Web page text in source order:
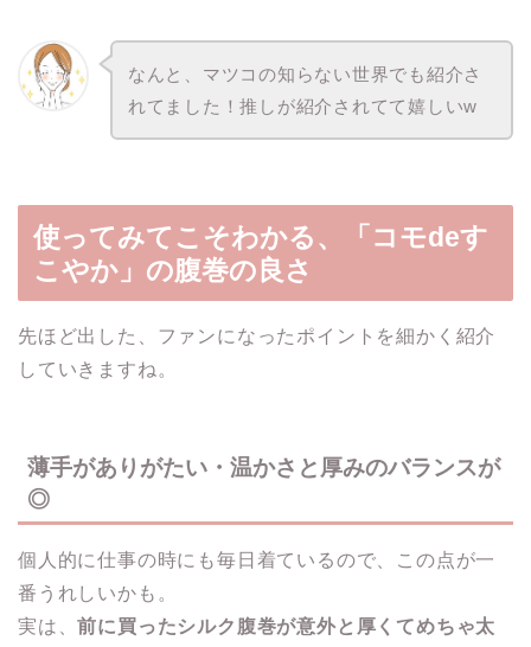
なんと、マツコの知らない世界でも紹介さ
れてました！推しが紹介されてて嬉しいw
使ってみてこそわかる、「コモdeす
こやか」の腹巻の良さ
先ほど出した、ファンになったポイントを細かく紹介
していきますね。
薄手がありがたい・温かさと厚みのバランスが
◎
個人的に仕事の時にも毎日着ているので、この点が一
番うれしいかも。
実は、前に買ったシルク腹巻が意外と厚くてめちゃ太